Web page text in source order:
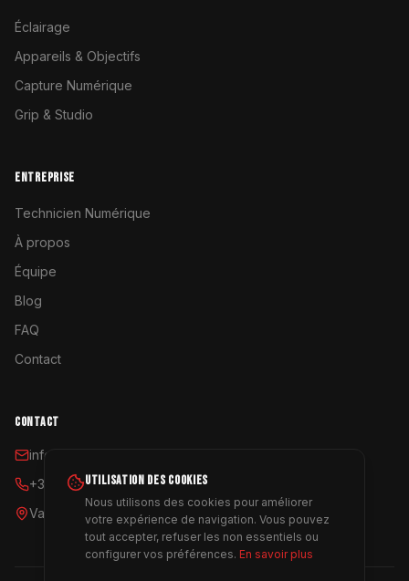
Éclairage
Appareils & Objectifs
Capture Numérique
Grip & Studio
ENTREPRISE
Technicien Numérique
À propos
Équipe
Blog
FAQ
Contact
CONTACT
info@coyoterent.com
+34 641 23 11 24
Valencia, España
UTILISATION DES COOKIES
Nous utilisons des cookies pour améliorer
votre expérience de navigation. Vous pouvez
tout accepter, refuser les non essentiels ou
configurer vos préférences. En savoir plus